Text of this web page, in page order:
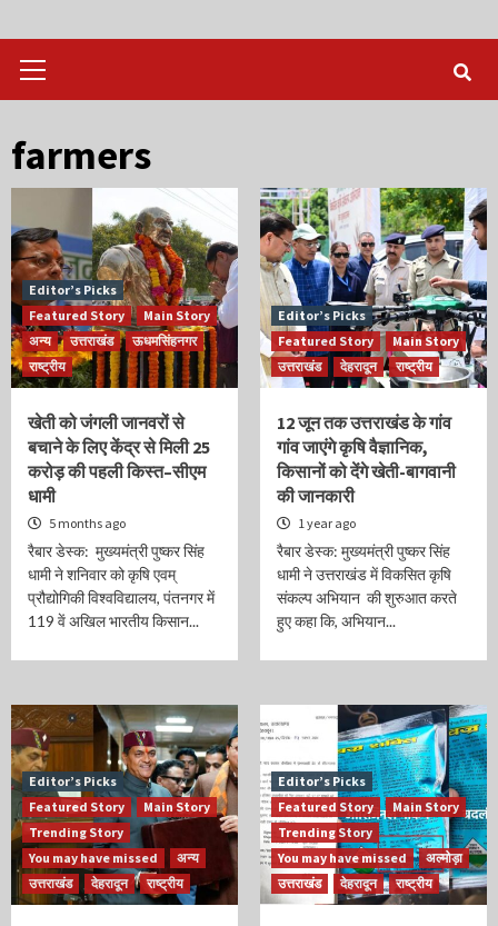
Menu
farmers
Editor’s Picks
Featured Story
Main Story
अन्य
उत्तराखंड
ऊधमसिंहनगर
राष्ट्रीय
खेती को जंगली जानवरों से
बचाने के लिए केंद्र से मिली 25
करोड़ की पहली किस्त–सीएम
धामी
5 months ago
रैबार डेस्क: मुख्यमंत्री पुष्कर सिंह
धामी ने शनिवार को कृषि एवम्
प्रौद्योगिकी विश्वविद्यालय, पंतनगर में
119 वें अखिल भारतीय किसान...
Editor’s Picks
Featured Story
Main Story
उत्तराखंड
देहरादून राष्ट्रीय
12 जून तक उत्तराखंड के गांव
गांव जाएंगे कृषि वैज्ञानिक,
किसानों को देंगे खेती-बागवानी
की जानकारी
1 year ago
रैबार डेस्क: मुख्यमंत्री पुष्कर सिंह
धामी ने उत्तराखंड में विकसित कृषि
संकल्प अभियान की शुरुआत करते
हुए कहा कि, अभियान...
Editor’s Picks
Featured Story
Main Story
Trending Story
You may have missed
अन्य
उत्तराखंड
देहरादून राष्ट्रीय
Editor’s Picks
Featured Story
Main Story
Trending Story
You may have missed
अल्मोड़ा
उत्तराखंड
देहरादून राष्ट्रीय